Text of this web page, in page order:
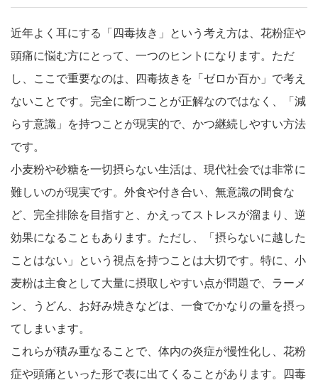
近年よく耳にする「四毒抜き」という考え方は、花粉症や
頭痛に悩む方にとって、一つのヒントになります。ただ
し、ここで重要なのは、四毒抜きを「ゼロか百か」で考え
ないことです。完全に断つことが正解なのではなく、「減
らす意識」を持つことが現実的で、かつ継続しやすい方法
です。
小麦粉や砂糖を一切摂らない生活は、現代社会では非常に
難しいのが現実です。外食や付き合い、無意識の間食な
ど、完全排除を目指すと、かえってストレスが溜まり、逆
効果になることもあります。ただし、「摂らないに越した
ことはない」という視点を持つことは大切です。特に、小
麦粉は主食として大量に摂取しやすい点が問題で、ラーメ
ン、うどん、お好み焼きなどは、一食でかなりの量を摂っ
てしまいます。
これらが積み重なることで、体内の炎症が慢性化し、花粉
症や頭痛といった形で表に出てくることがあります。四毒